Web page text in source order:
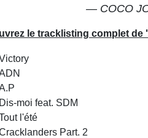
— COCO
le tracklisting complet
Dis-moi feat. SDM
l'été
Part. 2